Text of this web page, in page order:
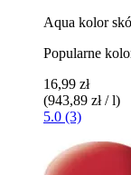
Aqua kolor
Popularne
16,99 zł
(943,89 zł / l)
5.0 (3)